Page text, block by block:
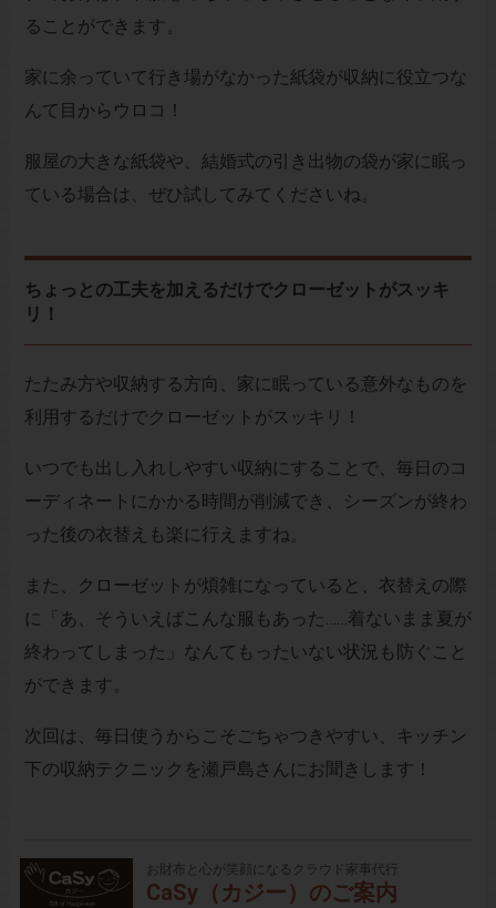
ることができます。
家に余っていて行き場がなかった紙袋が収納に役立つな
んて目からウロコ！
服屋の大きな紙袋や、結婚式の引き出物の袋が家に眠っ
ている場合は、ぜひ試してみてくださいね。
ちょっとの工夫を加えるだけでクローゼットがスッキ
リ！
たたみ方や収納する方向、家に眠っている意外なものを
利用するだけでクローゼットがスッキリ！
いつでも出し入れしやすい収納にすることで、毎日のコ
ーディネートにかかる時間が削減でき、シーズンが終わ
った後の衣替えも楽に行えますね。
また、クローゼットが煩雑になっていると、衣替えの際
に「あ、そういえばこんな服もあった……着ないまま夏が
終わってしまった」なんてもったいない状況も防ぐこと
ができます。
次回は、毎日使うからこそごちゃつきやすい、キッチン
下の収納テクニックを瀬戸島さんにお聞きします！
お財布と心が笑顔になるクラウド家事代行
CaSy（カジー）のご案内